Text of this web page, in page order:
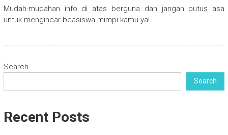
Mudah-mudahan info di atas berguna dan jangan putus asa
untuk mengincar beasiswa mimpi kamu ya!
Search
Search
Recent Posts